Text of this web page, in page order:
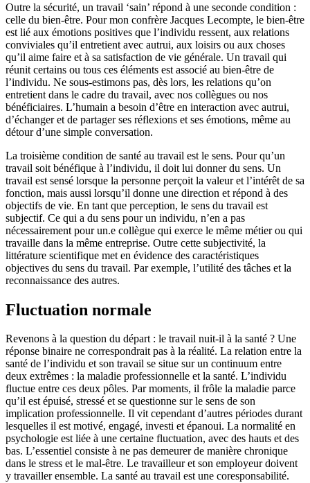
Outre la sécurité, un travail ‘sain’ répond à une seconde condition :
celle du bien-être. Pour mon confrère Jacques Lecompte, le bien-être
est lié aux émotions positives que l’individu ressent, aux relations
conviviales qu’il entretient avec autrui, aux loisirs ou aux choses
qu’il aime faire et à sa satisfaction de vie générale. Un travail qui
réunit certains ou tous ces éléments est associé au bien-être de
l’individu. Ne sous-estimons pas, dès lors, les relations qu’on
entretient dans le cadre du travail, avec nos collègues ou nos
bénéficiaires. L’humain a besoin d’être en interaction avec autrui,
d’échanger et de partager ses réflexions et ses émotions, même au
détour d’une simple conversation.
La troisième condition de santé au travail est le sens. Pour qu’un
travail soit bénéfique à l’individu, il doit lui donner du sens. Un
travail est sensé lorsque la personne perçoit la valeur et l’intérêt de sa
fonction, mais aussi lorsqu’il donne une direction et répond à des
objectifs de vie. En tant que perception, le sens du travail est
subjectif. Ce qui a du sens pour un individu, n’en a pas
nécessairement pour un.e collègue qui exerce le même métier ou qui
travaille dans la même entreprise. Outre cette subjectivité, la
littérature scientifique met en évidence des caractéristiques
objectives du sens du travail. Par exemple, l’utilité des tâches et la
reconnaissance des autres.
Fluctuation normale
Revenons à la question du départ : le travail nuit-il à la santé ? Une
réponse binaire ne correspondrait pas à la réalité. La relation entre la
santé de l’individu et son travail se situe sur un continuum entre
deux extrêmes : la maladie professionnelle et la santé. L’individu
fluctue entre ces deux pôles. Par moments, il frôle la maladie parce
qu’il est épuisé, stressé et se questionne sur le sens de son
implication professionnelle. Il vit cependant d’autres périodes durant
lesquelles il est motivé, engagé, investi et épanoui. La normalité en
psychologie est liée à une certaine fluctuation, avec des hauts et des
bas. L’essentiel consiste à ne pas demeurer de manière chronique
dans le stress et le mal-être. Le travailleur et son employeur doivent
y travailler ensemble. La santé au travail est une coresponsabilité.